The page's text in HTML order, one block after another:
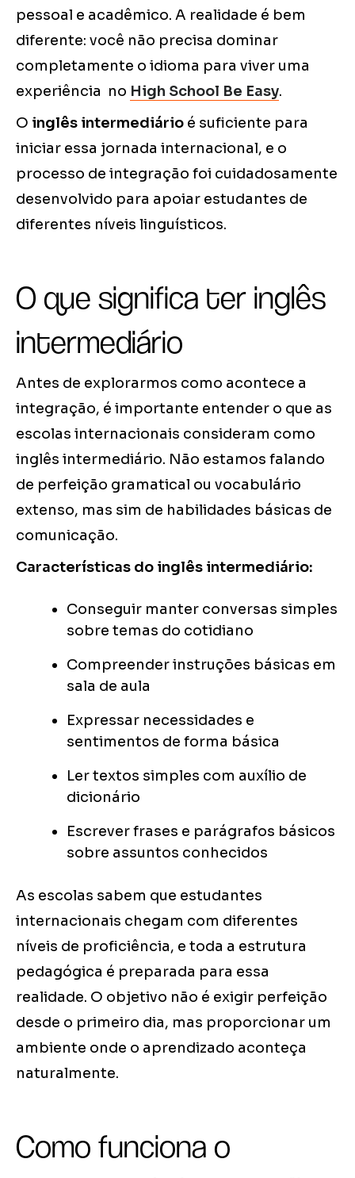
pessoal e acadêmico. A realidade é bem
diferente: você não precisa dominar
completamente o idioma para viver uma
experiência no High School Be Easy.
O inglês intermediário é suficiente para
iniciar essa jornada internacional, e o
processo de integração foi cuidadosamente
desenvolvido para apoiar estudantes de
diferentes níveis linguísticos.
O que significa ter inglês
intermediário
Antes de explorarmos como acontece a
integração, é importante entender o que as
escolas internacionais consideram como
inglês intermediário. Não estamos falando
de perfeição gramatical ou vocabulário
extenso, mas sim de habilidades básicas de
comunicação.
Características do inglês intermediário:
Conseguir manter conversas simples
sobre temas do cotidiano
Compreender instruções básicas em
sala de aula
Expressar necessidades e
sentimentos de forma básica
Ler textos simples com auxílio de
dicionário
Escrever frases e parágrafos básicos
sobre assuntos conhecidos
As escolas sabem que estudantes
internacionais chegam com diferentes
níveis de proficiência, e toda a estrutura
pedagógica é preparada para essa
realidade. O objetivo não é exigir perfeição
desde o primeiro dia, mas proporcionar um
ambiente onde o aprendizado aconteça
naturalmente.
Como funciona o